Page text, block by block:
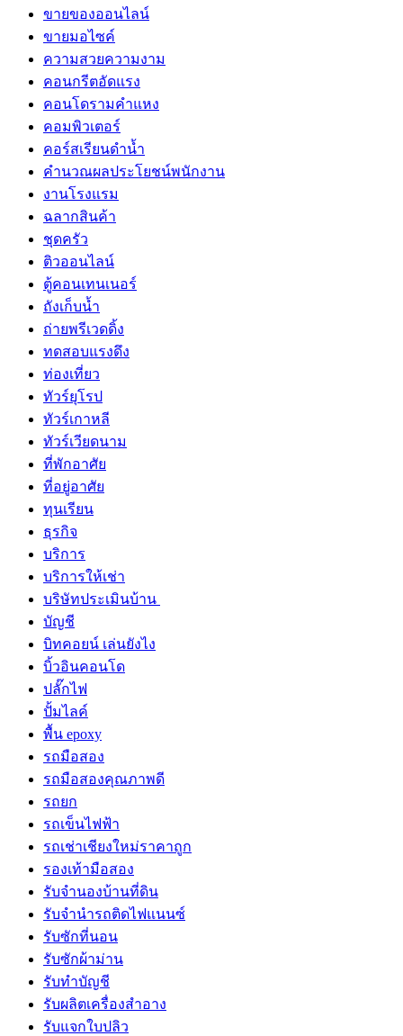
ขายของออนไลน์
ขายมอไซค์
ความสวยความงาม
คอนกรีตอัดแรง
คอนโดรามคำแหง
คอมพิวเตอร์
คอร์สเรียนดำน้ำ
คำนวณผลประโยชน์พนักงาน
งานโรงแรม
ฉลากสินค้า
ชุดครัว
ติวออนไลน์
ตู้คอนเทนเนอร์
ถังเก็บน้ำ
ถ่ายพรีเวดดิ้ง
ทดสอบแรงดึง
ท่องเที่ยว
ทัวร์ยุโรป
ทัวร์เกาหลี
ทัวร์เวียดนาม
ที่พักอาศัย
ที่อยู่อาศัย
ทุนเรียน
ธุรกิจ
บริการ
บริการให้เช่า
บริษัทประเมินบ้าน
บัญชี
บิทคอยน์ เล่นยังไง
บิ้วอินคอนโด
ปลั๊กไฟ
ปั้มไลค์
พื้น epoxy
รถมือสอง
รถมือสองคุณภาพดี
รถยก
รถเข็นไฟฟ้า
รถเช่าเชียงใหม่ราคาถูก
รองเท้ามือสอง
รับจำนองบ้านที่ดิน
รับจำนำรถติดไฟแนนซ์
รับซักที่นอน
รับซักผ้าม่าน
รับทำบัญชี
รับผลิตเครื่องสำอาง
รับแจกใบปลิว